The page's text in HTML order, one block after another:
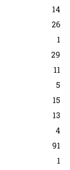
14
26
1
29
11
5
15
13
4
91
1